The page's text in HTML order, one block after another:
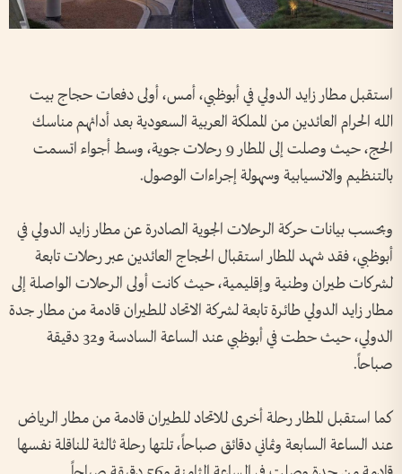
استقبل مطار زايد الدولي في أبوظبي، أمس، أولى دفعات حجاج بيت
الله الحرام العائدين من المملكة العربية السعودية بعد أدائهم مناسك
الحج، حيث وصلت إلى المطار 9 رحلات جوية، وسط أجواء اتسمت
بالتنظيم والانسيابية وسهولة إجراءات الوصول.
وبحسب بيانات حركة الرحلات الجوية الصادرة عن مطار زايد الدولي في
أبوظبي، فقد شهد المطار استقبال الحجاج العائدين عبر رحلات تابعة
لشركات طيران وطنية وإقليمية، حيث كانت أولى الرحلات الواصلة إلى
مطار زايد الدولي طائرة تابعة لشركة الاتحاد للطيران قادمة من مطار جدة
الدولي، حيث حطت في أبوظبي عند الساعة السادسة و32 دقيقة
صباحاً.
كما استقبل المطار رحلة أخرى للاتحاد للطيران قادمة من مطار الرياض
عند الساعة السابعة وثماني دقائق صباحاً، تلتها رحلة ثالثة للناقلة نفسها